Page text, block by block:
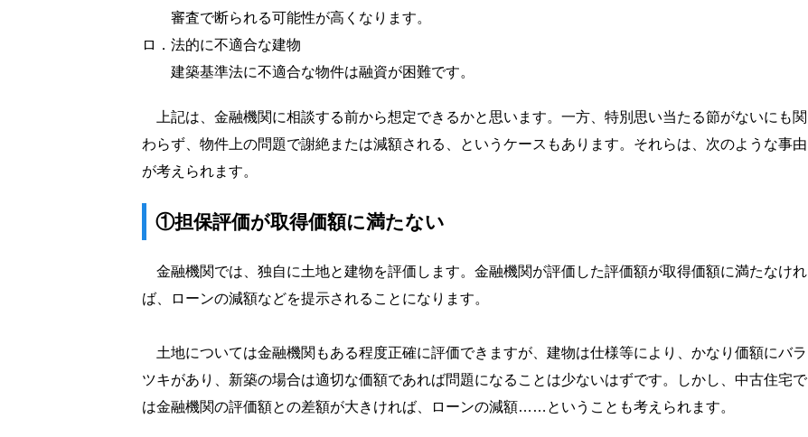
審査で断られる可能性が高くなります。
ロ． 法的に不適合な建物
建築基準法に不適合な物件は融資が困難です。
上記は、金融機関に相談する前から想定できるかと思います。一方、特別思い当たる節がないにも関
わらず、物件上の問題で謝絶または減額される、というケースもあります。それらは、次のような事由
が考えられます。
①担保評価が取得価額に満たない
金融機関では、独自に土地と建物を評価します。金融機関が評価した評価額が取得価額に満たなけれ
ば、ローンの減額などを提示されることになります。
土地については金融機関もある程度正確に評価できますが、建物は仕様等により、かなり価額にバラ
ツキがあり、新築の場合は適切な価額であれば問題になることは少ないはずです。しかし、中古住宅で
は金融機関の評価額との差額が大きければ、ローンの減額……ということも考えられます。